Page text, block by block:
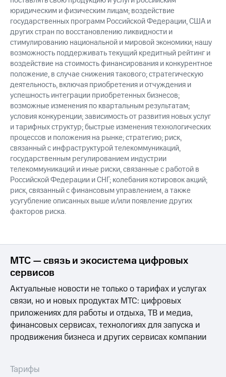
юридическим и физическим лицам; воздействие
государственных программ Российской Федерации, США и
других стран по восстановлению ликвидности и
стимулированию национальной и мировой экономики; нашу
возможность поддерживать текущий кредитный рейтинг и
воздействие на стоимость финансирования и конкурентное
положение, в случае снижения такового; стратегическую
деятельность, включая приобретения и отчуждения и
успешность интеграции приобретенных бизнесов;
возможные изменения по квартальным результатам;
условия конкуренции; зависимость от развития новых услуг
и тарифных структур; быстрые изменения технологических
процессов и положения на рынке; стратегию; риск,
связанный с инфраструктурой телекоммуникаций,
государственным регулированием индустрии
телекоммуникаций и иные риски, связанные с работой в
Российской Федерации и СНГ; колебания котировок акций;
риск, связанный с финансовым управлением, а также
усугубление описанных выше и/или появление других
факторов риска.
МТС — связь и экосистема цифровых
сервисов
Актуальные новости не только о тарифах и услугах
связи, но и новых продуктах МТС: цифровых
приложениях для работы и отдыха, ТВ и медиа,
финансовых сервисах, технологиях для запуска и
продвижения бизнеса и других сервисах компании
Тарифы